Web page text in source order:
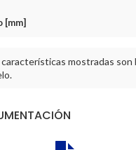
[mm]
características mostradas